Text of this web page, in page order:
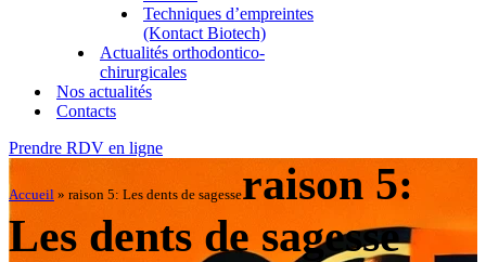
Techniques d’empreintes
(Kontact Biotech)
Actualités orthodontico-
chirurgicales
Nos actualités
Contacts
Prendre RDV en ligne
Accueil » raison 5: Les dents de sagesseraison 5:
Les dents de sagesse